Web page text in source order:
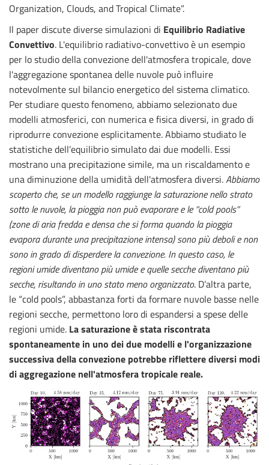
Organization, Clouds, and Tropical Climate”.
Il paper discute diverse simulazioni di Equilibrio Radiative
Convettivo. L'equilibrio radiativo-convettivo è un esempio
per lo studio della convezione dell'atmosfera tropicale, dove
l'aggregazione spontanea delle nuvole può influire
notevolmente sul bilancio energetico del sistema climatico.
Per studiare questo fenomeno, abbiamo selezionato due
modelli atmosferici, con numerica e fisica diversi, in grado di
riprodurre convezione esplicitamente. Abbiamo studiato le
statistiche dell’equilibrio simulato dai due modelli. Essi
mostrano una precipitazione simile, ma un riscaldamento e
una diminuzione della umidità dell'atmosfera diversi.Abbiamo
scoperto che, se un modello raggiunge la saturazione nello strato
sotto le nuvole, la pioggia non può evaporare e le “cold pools”
(zone di aria fredda e densa che si forma quando la pioggia
evapora durante una precipitazione intensa) sono più deboli e non
sono in grado di disperdere la convezione. In questo caso, le
regioni umide diventano più umide e quelle secche diventano più
secche, risultando in uno stato meno organizzato. D’altra parte,
le “cold pools”, abbastanza forti da formare nuvole basse nelle
regioni secche, permettono loro di espandersi a spese delle
regioni umide. La saturazione è stata riscontrata
spontaneamente in uno dei due modelli e l'organizzazione
successiva della convezione potrebbe riflettere diversi modi
di aggregazione nell'atmosfera tropicale reale.